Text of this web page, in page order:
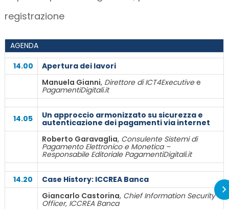
registrazione
AGENDA
14.00
Apertura dei lavori
Manuela Gianni, Direttore di ICT4Executivee
PagamentiDigitali.it
14.05 Un approccio armonizzato su sicurezza e
autenticazione dei pagamenti via internet
Roberto Garavaglia, Consulente Sistemi di
Pagamento Elettronico e Monetica –
Responsabile Editoriale PagamentiDigitali.it
14.20
Case History: ICCREA Banca
Giancarlo Castorina, Chief Information Security
Officer, ICCREA Banca